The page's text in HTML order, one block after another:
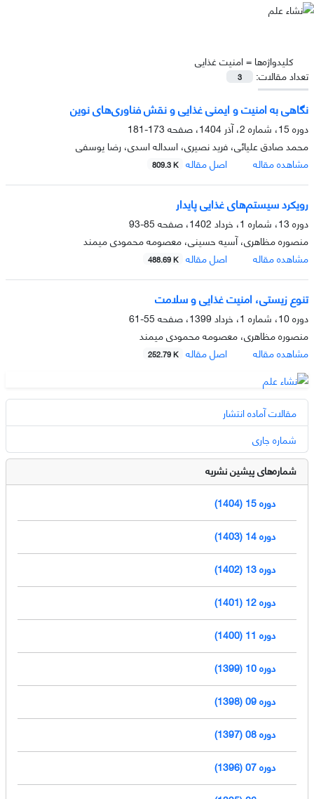
کلیدواژه‌ها =امنیت غذایی
تعداد مقالات:
3
نگاهی به امنیت و ایمنی غذایی و نقش فناوری‌های نوین
دوره 15، شماره 2، آذر 1404، صفحه
173-181
محمد صادق علیائی، فرید نصیری، اسداله اسدی، رضا یوسفی
مشاهده مقاله
اصل مقاله 809.3 K
رویکرد سیستم‌های غذایی پایدار
دوره 13، شماره 1، خرداد 1402، صفحه
85-93
منصوره مظاهری، آسیه حسینی، معصومه محمودی میمند
مشاهده مقاله
اصل مقاله 488.69 K
تنوع زیستی، امنیت غذایی و سلامت
دوره 10، شماره 1، خرداد 1399، صفحه
55-61
منصوره مظاهری، معصومه محمودی میمند
مشاهده مقاله
اصل مقاله 252.79 K
مقالات آماده انتشار
شماره جاری
شماره‌های پیشین نشریه
دوره 15 (1404)
دوره 14 (1403)
دوره 13 (1402)
دوره 12 (1401)
دوره 11 (1400)
دوره 10 (1399)
دوره 09 (1398)
دوره 08 (1397)
دوره 07 (1396)